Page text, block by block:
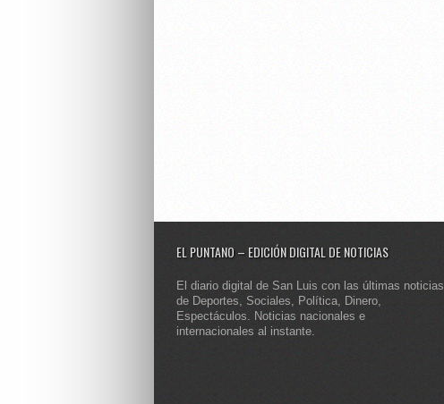
EL PUNTANO – EDICIÓN DIGITAL DE NOTICIAS
El diario digital de San Luis con las últimas noticias
de Deportes, Sociales, Política, Dinero,
Espectáculos. Noticias nacionales e
internacionales al instante.